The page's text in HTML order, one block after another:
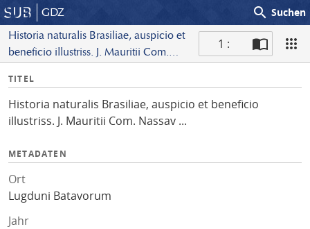
GDZ search Suchen
Historia naturalis Brasiliae, auspicio et
beneficio illustriss. J. Mauritii Com.
1 :
I
f
o
TITEL
Historia naturalis Brasiliae, auspicio et beneficio
illustriss. J. Mauritii Com. Nassav ...
METADATEN
Ort
Lugduni Batavorum
Jahr